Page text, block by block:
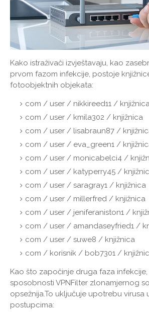
Kako istraživači izvještavaju, kao
prvom fazom infekcije, postoje
fotoobjektnih objekata:
com / user / nikkireed11 /
com / user / kmila302 / knjižnica
com / user / lisabraun87 /
com / user / eva_green1 /
com / user / monicabelci4 /
com / user / katyperry45 /
com / user / saragray1 / knjižnica
com / user / millerfred / knjižnica
com / user / jeniferaniston1 /
com / user / amandaseyfried1 /
com / user / suwe8 / knjižnica
com / korisnik / bob7301 /
Kao što započinje druga faza
sposobnosti VPNFilter zlonamjernog
opsežnija.To uključuje upotrebu virusa
postupcima: